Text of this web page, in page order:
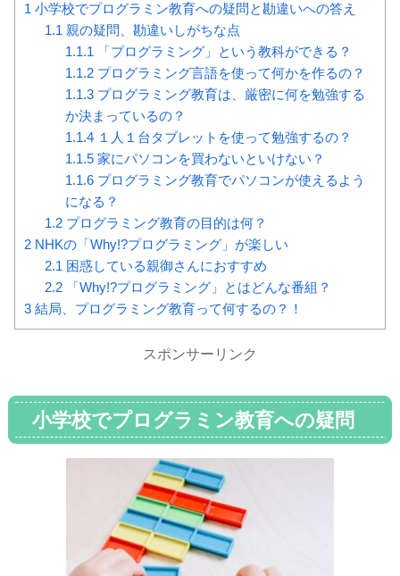
1 小学校でプログラミン教育への疑問と勘違いへの答え
1.1 親の疑問、勘違いしがちな点
1.1.1 「プログラミング」という教科ができる？
1.1.2プログラミング言語を使って何かを作るの？
1.1.3プログラミング教育は、厳密に何を勉強する
か決まっているの？
1.1.4１人１台タブレットを使って勉強するの？
1.1.5家にパソコンを買わないといけない？
1.1.6プログラミング教育でパソコンが使えるよう
になる？
1.2プログラミング教育の目的は何？
2 NHKの「Why!?プログラミング」が楽しい
2.1 困惑している親御さんにおすすめ
2.2「Why!?プログラミング」とはどんな番組？
3 結局、プログラミング教育って何するの？！
スポンサーリンク
小学校でプログラミン教育への疑問
と勘違いへの答え